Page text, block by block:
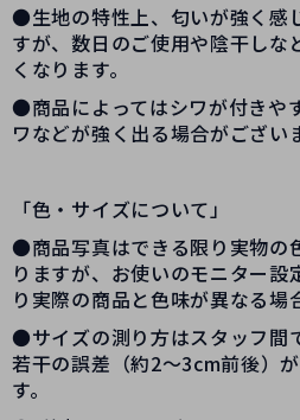
●生地の特性上、匂いが強く感
すが、数日のご使用や陰干しな
くなります。
●商品によってはシワが付きや
ワなどが強く出る場合がござい
「色・サイズについて」
●商品写真はできる限り実物の
りますが、お使いのモニター設
り実際の商品と色味が異なる場
●サイズの測り方はスタッフ間
若干の誤差（約2～3cm前後）
す。